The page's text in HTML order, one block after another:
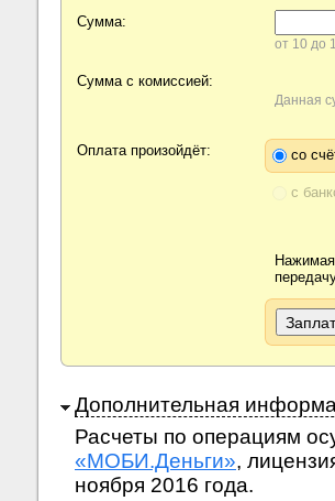
Сумма:
от 10 до
Сумма с комиссией:
Данная
Оплата произойдёт: со
с
Дополнительная
Расчеты по операциям
«МОБИ.Деньги»,
ноября 2016 года.